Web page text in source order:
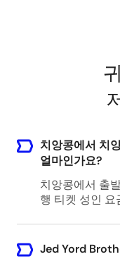
치앙콩에서 치
얼마인가요?
치앙콩에서 출
행 티켓 성인
Jed Yord